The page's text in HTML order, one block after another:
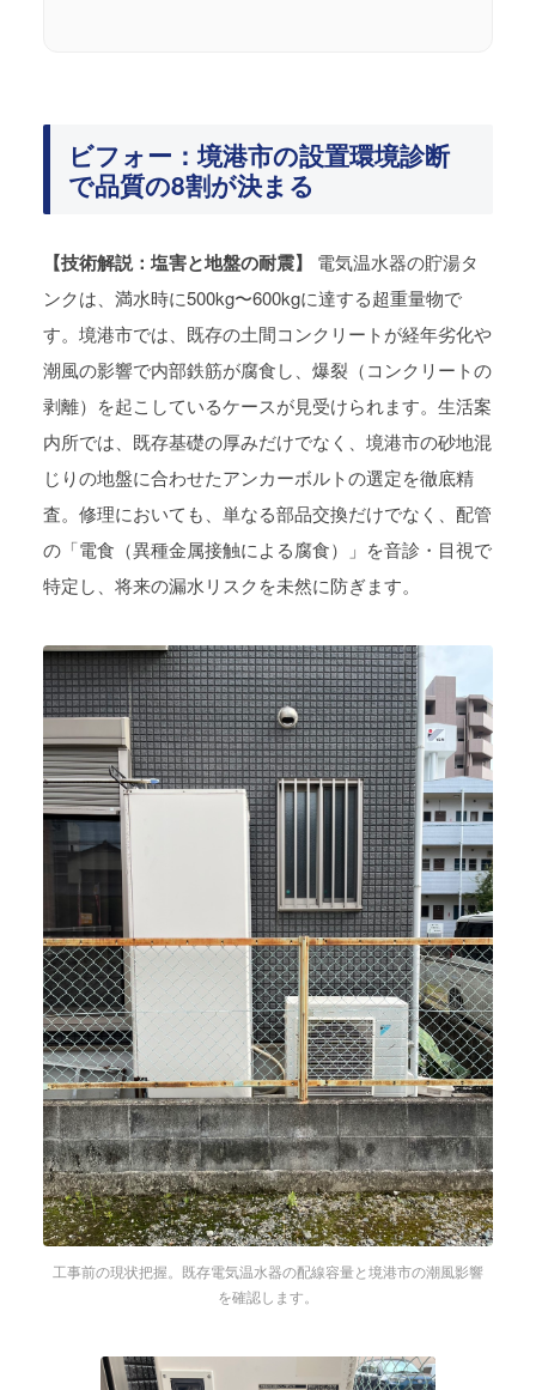
ビフォー：境港市の設置環境診断
で品質の8割が決まる
【技術解説：塩害と地盤の耐震】
電気温水器の貯湯タ
ンクは、満水時に500kg〜600kgに達する超重量物で
す。境港市では、既存の土間コンクリートが経年劣化や
潮風の影響で内部鉄筋が腐食し、爆裂（コンクリートの
剥離）を起こしているケースが見受けられます。生活案
内所では、既存基礎の厚みだけでなく、境港市の砂地混
じりの地盤に合わせたアンカーボルトの選定を徹底精
査。修理においても、単なる部品交換だけでなく、配管
の「電食（異種金属接触による腐食）」を音診・目視で
特定し、将来の漏水リスクを未然に防ぎます。
工事前の現状把握。既存電気温水器の配線容量と境港市の潮風影響
を確認します。